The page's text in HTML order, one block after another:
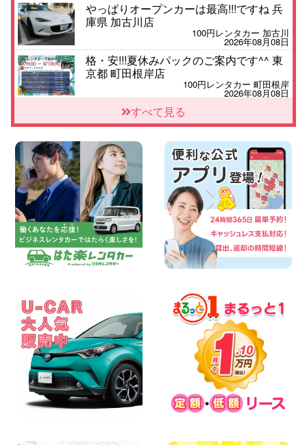
やっぱりオープンカーは最高!!!ですね 兵
庫県 加古川店
100円レンタカー 加古川
2026年08月08日
格・安!!!夏休みパックのご案内です^^ 東
京都 町田根岸店
100円レンタカー 町田根岸
2026年08月08日
「お得」お盆限定特別料金!! 兵庫県 神戸
西区枝吉店
2026年08月08日
お盆シーズン空きあり!!100円レンタカー
兵庫駅前店はミニバンも安い!! 兵庫県 兵
庫駅前店
100円レンタカー 兵庫駅前
2026年08月08日
人気の『 軽 トラック 』 ご予約はお早め
に♪ 広島県 ベイシティ宇品店
100円レンタカー ベイシティ宇品
2026年08月08日
100円レンタカー 四日市インター
2026年08月08日
横浜弥生台店限定!!夏季特別キャンペーン
のお知らせ!! 神奈川県 横浜弥生台店
100円レンタカー 横浜弥生台
2026年08月08日
2026三河安城店お盆休みご連絡 愛知県
三河安城店
100円レンタカー 三河安城
2026年08月08日
すべて見る